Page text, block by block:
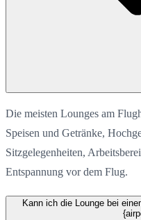
Die meisten Lounges am
Speisen und Getränke,
Sitzgelegenheiten,
Entspannung vor dem Flug.
Kann ich die Lounge bei